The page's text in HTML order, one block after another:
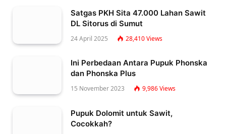
Satgas PKH Sita 47.000 Lahan Sawit
DL Sitorus di Sumut
24 April 2025 28,410Views
Ini Perbedaan Antara Pupuk Phonska
dan Phonska Plus
15 November 2023 9,986Views
Pupuk Dolomit untuk Sawit,
Cocokkah?